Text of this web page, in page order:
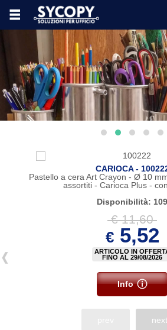
CARIOCA -
Pastello a cera Art Crayon - Ø 10
assortiti - Carioca Plus -
Disponibilità: 109
€ 11,60
€5,52
ARTICOLO IN
FINO AL 29/08/2026
Info
next